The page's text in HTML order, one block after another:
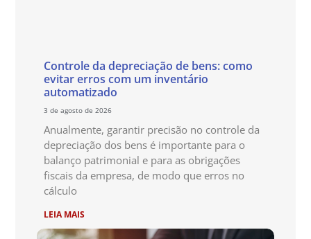
Controle da depreciação de bens: como
evitar erros com um inventário
automatizado
3 de agosto de 2026
Anualmente, garantir precisão no controle da
depreciação dos bens é importante para o
balanço patrimonial e para as obrigações
fiscais da empresa, de modo que erros no
cálculo
LEIA MAIS